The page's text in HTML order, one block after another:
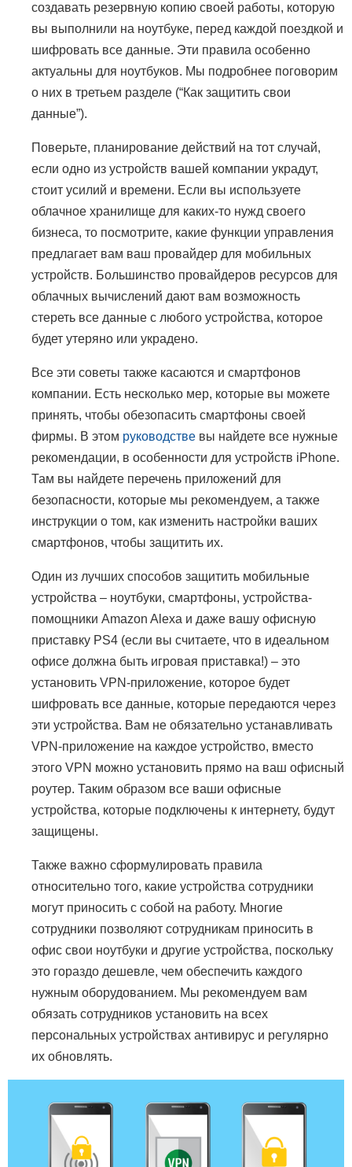
создавать резервную копию своей работы, которую
вы выполнили на ноутбуке, перед каждой поездкой и
шифровать все данные. Эти правила особенно
актуальны для ноутбуков. Мы подробнее поговорим
о них в третьем разделе (“Как защитить свои
данные”).
Поверьте, планирование действий на тот случай,
если одно из устройств вашей компании украдут,
стоит усилий и времени. Если вы используете
облачное хранилище для каких-то нужд своего
бизнеса, то посмотрите, какие функции управления
предлагает вам ваш провайдер для мобильных
устройств. Большинство провайдеров ресурсов для
облачных вычислений дают вам возможность
стереть все данные с любого устройства, которое
будет утеряно или украдено.
Все эти советы также касаются и смартфонов
компании. Есть несколько мер, которые вы можете
принять, чтобы обезопасить смартфоны своей
фирмы. В этом руководстве вы найдете все нужные
рекомендации, в особенности для устройств iPhone.
Там вы найдете перечень приложений для
безопасности, которые мы рекомендуем, а также
инструкции о том, как изменить настройки ваших
смартфонов, чтобы защитить их.
Один из лучших способов защитить мобильные
устройства – ноутбуки, смартфоны, устройства-
помощники Amazon Alexa и даже вашу офисную
приставку PS4 (если вы считаете, что в идеальном
офисе должна быть игровая приставка!) – это
установить VPN-приложение, которое будет
шифровать все данные, которые передаются через
эти устройства. Вам не обязательно устанавливать
VPN-приложение на каждое устройство, вместо
этого VPN можно установить прямо на ваш офисный
роутер. Таким образом все ваши офисные
устройства, которые подключены к интернету, будут
защищены.
Также важно сформулировать правила
относительно того, какие устройства сотрудники
могут приносить с собой на работу. Многие
сотрудники позволяют сотрудникам приносить в
офис свои ноутбуки и другие устройства, поскольку
это гораздо дешевле, чем обеспечить каждого
нужным оборудованием. Мы рекомендуем вам
обязать сотрудников установить на всех
персональных устройствах антивирус и регулярно
их обновлять.